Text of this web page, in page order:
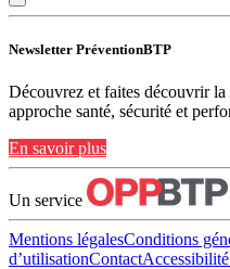
Newsletter PréventionBTP
Découvrez et faites découvrir
approche santé, sécurité et
En savoir plus
Un service
Mentions légalesConditions
d’utilisationContact